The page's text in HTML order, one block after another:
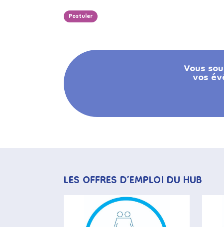
Postuler
Vous
vos
LES OFFRES D’EMPLOI DU HUB